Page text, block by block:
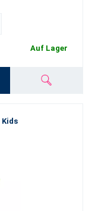
Auf Lager